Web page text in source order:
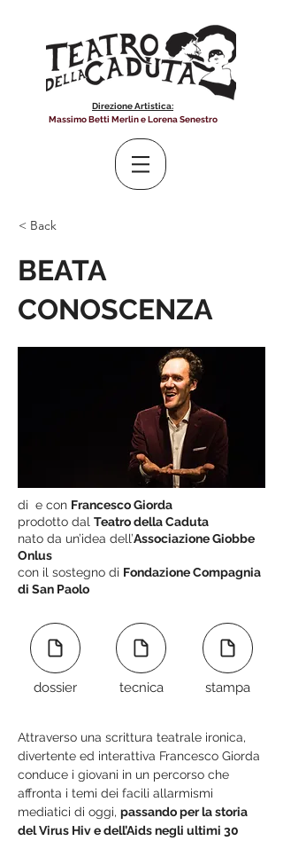
Direzione Artistica:
Massimo Betti Merlin e Lorena Senestro
< Back
BEATA
CONOSCENZA
di e con Francesco Giorda
prodotto dal Teatro della Caduta
nato da un’idea dell’Associazione Giobbe
Onlus
con il sostegno di Fondazione Compagnia
di San Paolo
dossier tecnica stampa
Attraverso una scrittura teatrale ironica,
divertente ed interattiva Francesco Giorda
conduce i giovani in un percorso che
affronta i temi dei facili allarmismi
mediatici di oggi, passando per la storia
del Virus Hiv e dell’Aids negli ultimi 30